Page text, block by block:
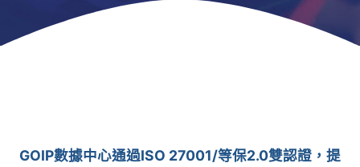
GOIP數據中心通過ISO 27001/等保2.0雙認證，提